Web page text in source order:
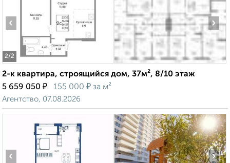
2/2
‹ ›
2-к квартира, строящийся дом, 37м², 8/10 этаж
5 659 050 ₽ 155 000 ₽ за м²
Агентство, 07.08.2026
‹ ›